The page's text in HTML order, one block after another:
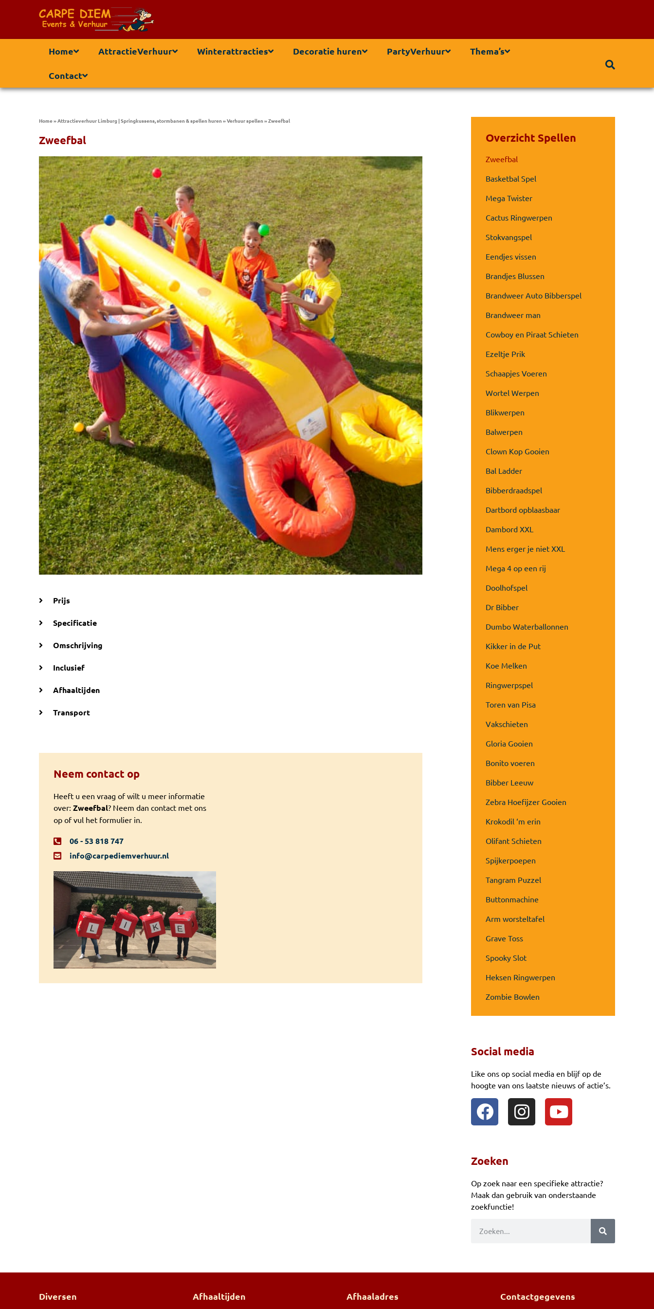
Home AttractieVerhuur Winterattracties Decoratie huren PartyVerhuur Thema’s
Contact
Home»Attractieverhuur Limburg | Springkussens, stormbanen & spellen huren»Verhuur spellen»Zweefbal
Zweefbal
Prijs
Specificatie
Omschrijving
Inclusief
Afhaaltijden
Transport
Neem contact op
Heeft u een vraag of wilt u meer informatie
over: Zweefbal? Neem dan contact met ons
op of vul het formulier in.
06 - 53 818 747
info@carpediemverhuur.nl
Overzicht Spellen
Zweefbal
Basketbal Spel
Mega Twister
Cactus Ringwerpen
Stokvangspel
Eendjes vissen
Brandjes Blussen
Brandweer Auto Bibberspel
Brandweer man
Cowboy en Piraat Schieten
Ezeltje Prik
Schaapjes Voeren
Wortel Werpen
Blikwerpen
Balwerpen
Clown Kop Gooien
Bal Ladder
Bibberdraadspel
Dartbord opblaasbaar
Dambord XXL
Mens erger je niet XXL
Mega 4 op een rij
Doolhofspel
Dr Bibber
Dumbo Waterballonnen
Kikker in de Put
Koe Melken
Ringwerpspel
Toren van Pisa
Vakschieten
Gloria Gooien
Bonito voeren
Bibber Leeuw
Zebra Hoefijzer Gooien
Krokodil ‘m erin
Olifant Schieten
Spijkerpoepen
Tangram Puzzel
Buttonmachine
Arm worsteltafel
Grave Toss
Spooky Slot
Heksen Ringwerpen
Zombie Bowlen
Social media
Like ons op social media en blijf op de
hoogte van ons laatste nieuws of actie’s.
Zoeken
Op zoek naar een specifieke attractie?
Maak dan gebruik van onderstaande
zoekfunctie!
Diversen Afhaaltijden Afhaaladres Contactgegevens